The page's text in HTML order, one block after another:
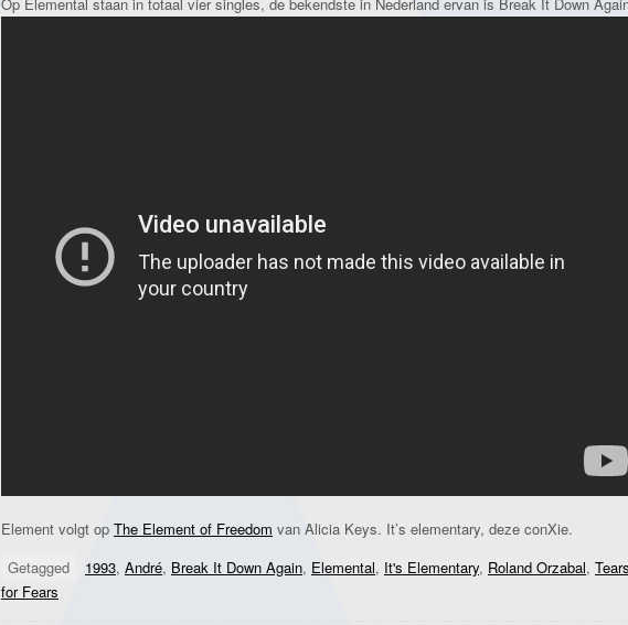
Element volgt op The Element of Freedom van Alicia Keys. It’s elementary, deze conXie.
Getagged
1993, André, Break It Down Again, Elemental, It's Elementary, Roland Orzabal, Tears
for Fears